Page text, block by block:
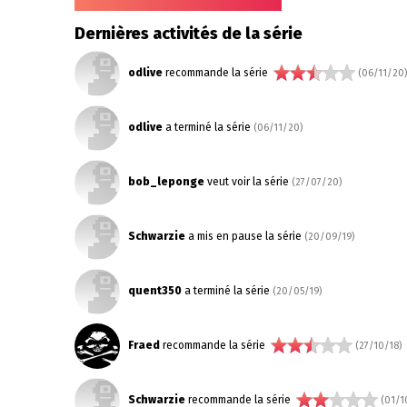
Dernières activités de la série
odlive recommande la série (06/11/20)
odlive a terminé la série (06/11/20)
bob_leponge veut voir la série (27/07/20)
Schwarzie a mis en pause la série (20/09/19)
quent350 a terminé la série (20/05/19)
Fraed recommande la série (27/10/18)
Schwarzie recommande la série (01/